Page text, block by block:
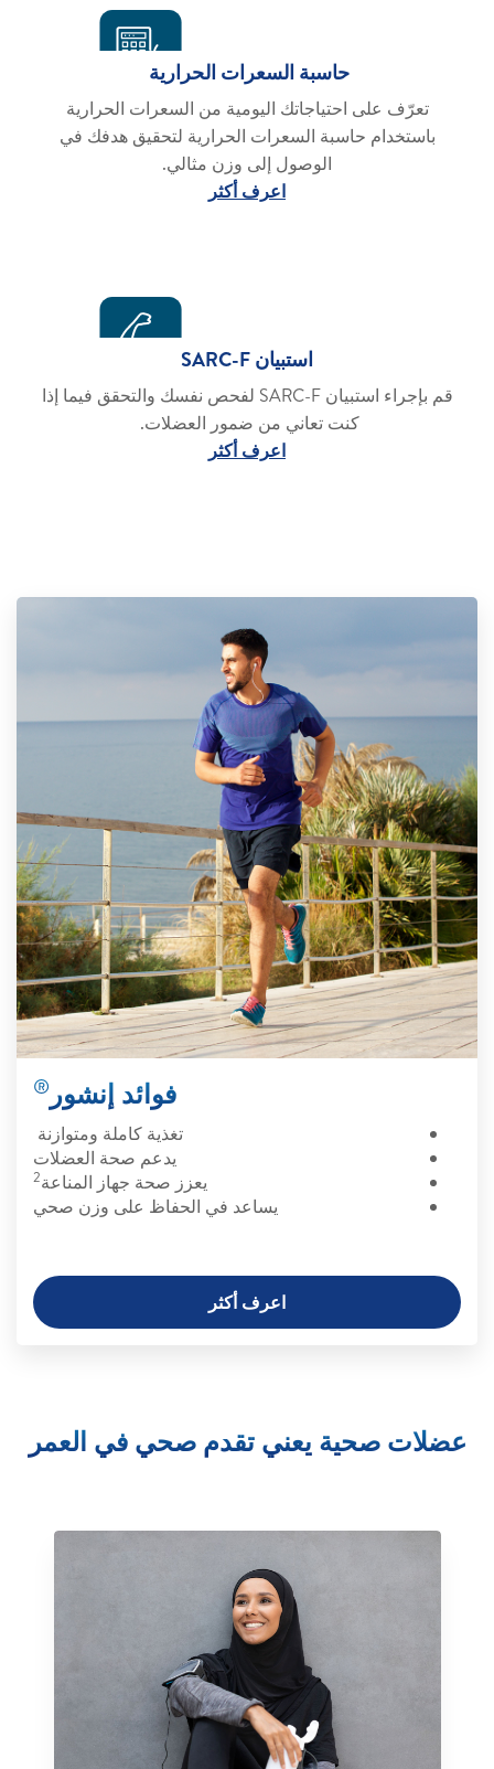
حاسبة السعرات الحرارية
تعرّف على احتياجاتك اليومية من السعرات الحرارية
باستخدام حاسبة السعرات الحرارية لتحقيق هدفك في
الوصول إلى وزن مثالي.
اعرف أكثر
استبيان SARC-F
قم بإجراء استبيان SARC-F لفحص نفسك والتحقق فيما إذا
كنت تعاني من ضمور العضلات.
اعرف أكثر
فوائد إنشور ®
تغذية كاملة ومتوازنة
يدعم صحة العضلات
يعزز صحة جهاز المناعة2
يساعد في الحفاظ على وزن صحي
اعرف أكثر
عضلات صحية يعني تقدم صحي في العمر